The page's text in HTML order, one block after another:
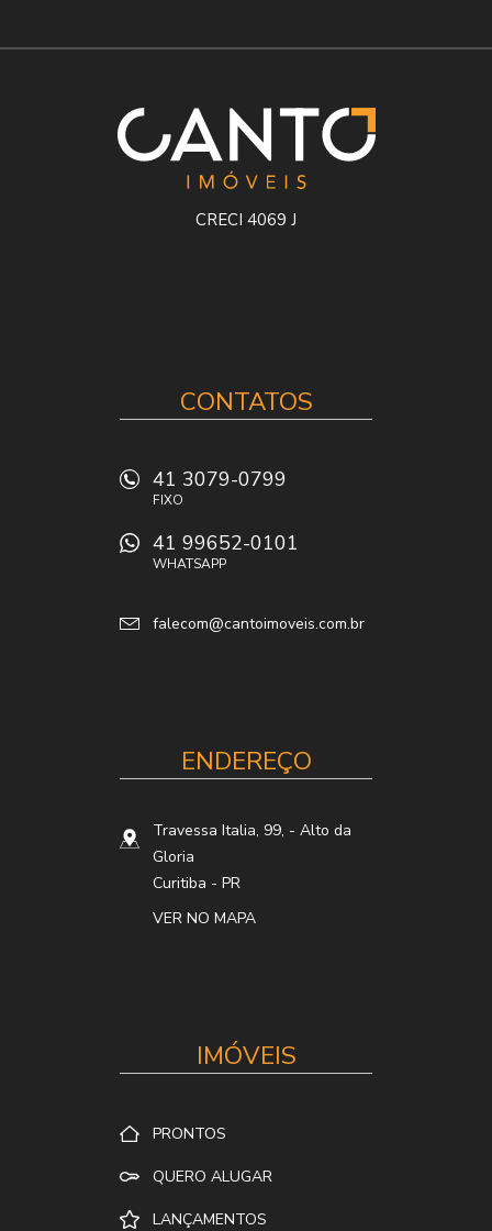
CRECI 4069 J
CONTATOS
41 3079-0799
FIXO
41 99652-0101
WHATSAPP
falecom@cantoimoveis.com.br
ENDEREÇO
Travessa Italia, 99, - Alto da
Gloria
Curitiba - PR
VER NO MAPA
IMÓVEIS
PRONTOS
QUERO ALUGAR
LANÇAMENTOS